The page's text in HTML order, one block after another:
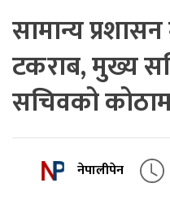
सामान्य
टकराब, मुख्य
सचिवको
नेपालीपेन